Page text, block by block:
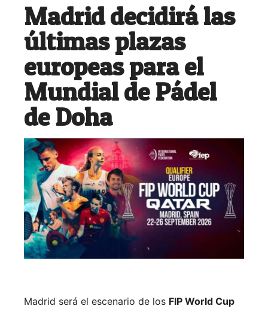
Madrid decidirá las
últimas plazas
europeas para el
Mundial de Pádel
de Doha
Madrid será el escenario de los FIP World Cup